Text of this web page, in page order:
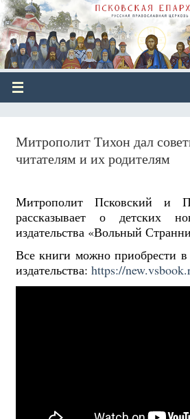
Митрополит Тихон дал
читателям и их родителям
Митрополит Псковский и
рассказывает о детских
издательства «Вольный
Все книги можно приобрести в
издательства: https://